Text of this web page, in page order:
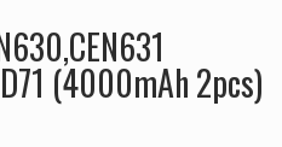
(4000mAh 2pcs)